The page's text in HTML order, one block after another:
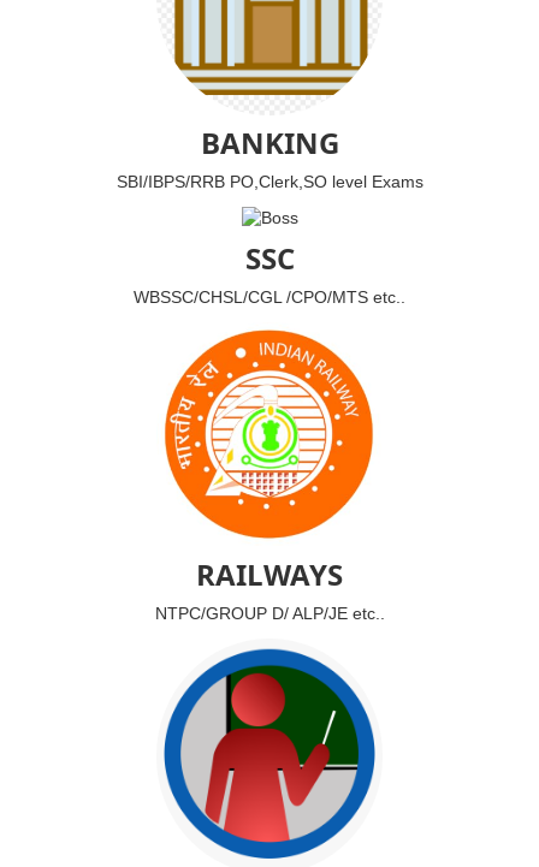
BANKING
SBI/IBPS/RRB PO,Clerk,SO level Exams
SSC
WBSSC/CHSL/CGL /CPO/MTS etc..
RAILWAYS
NTPC/GROUP D/ ALP/JE etc..